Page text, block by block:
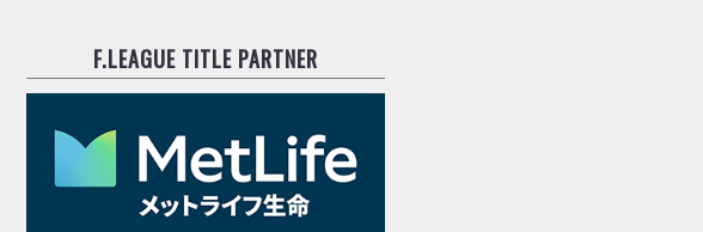
F.LEAGUE TITLE PARTNER